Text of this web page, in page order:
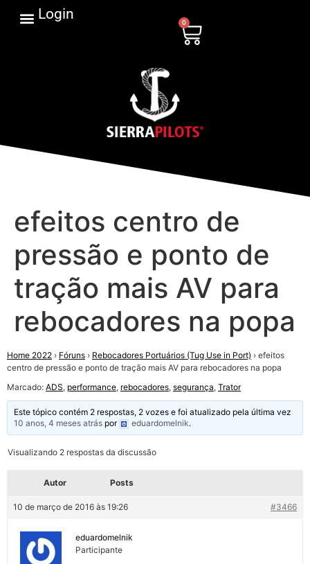
Login
0
efeitos centro de
pressão e ponto de
tração mais AV para
rebocadores na popa
Home 2022 › Fóruns › Rebocadores Portuários (Tug Use in Port) › efeitos
centro de pressão e ponto de tração mais AV para rebocadores na popa
Marcado: ADS, performance, rebocadores, segurança, Trator
Este tópico contém 2 respostas, 2 vozes e foi atualizado pela última vez
10 anos, 4 meses atrás por eduardomelnik.
Visualizando 2 respostas da discussão
Autor Posts
10 de março de 2016 às 19:26 #3466
eduardomelnik
Participante